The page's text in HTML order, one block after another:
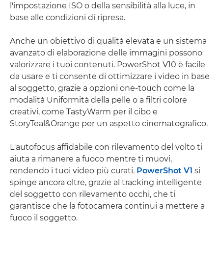
l'impostazione ISO o della sensibilità alla luce, in
base alle condizioni di ripresa.
Anche un obiettivo di qualità elevata e un sistema
avanzato di elaborazione delle immagini possono
valorizzare i tuoi contenuti. PowerShot V10 è facile
da usare e ti consente di ottimizzare i video in base
al soggetto, grazie a opzioni one-touch come la
modalità Uniformità della pelle o a filtri colore
creativi, come TastyWarm per il cibo e
StoryTeal&Orange per un aspetto cinematografico.
L'autofocus affidabile con rilevamento del volto ti
aiuta a rimanere a fuoco mentre ti muovi,
rendendo i tuoi video più curati. PowerShot V1 si
spinge ancora oltre, grazie al tracking intelligente
del soggetto con rilevamento occhi, che ti
garantisce che la fotocamera continui a mettere a
fuoco il soggetto.